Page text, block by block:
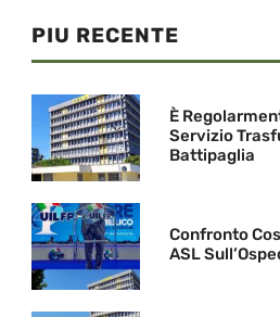
PIU RECENTE
È
Servizio
Battipaglia
Confronto
ASL